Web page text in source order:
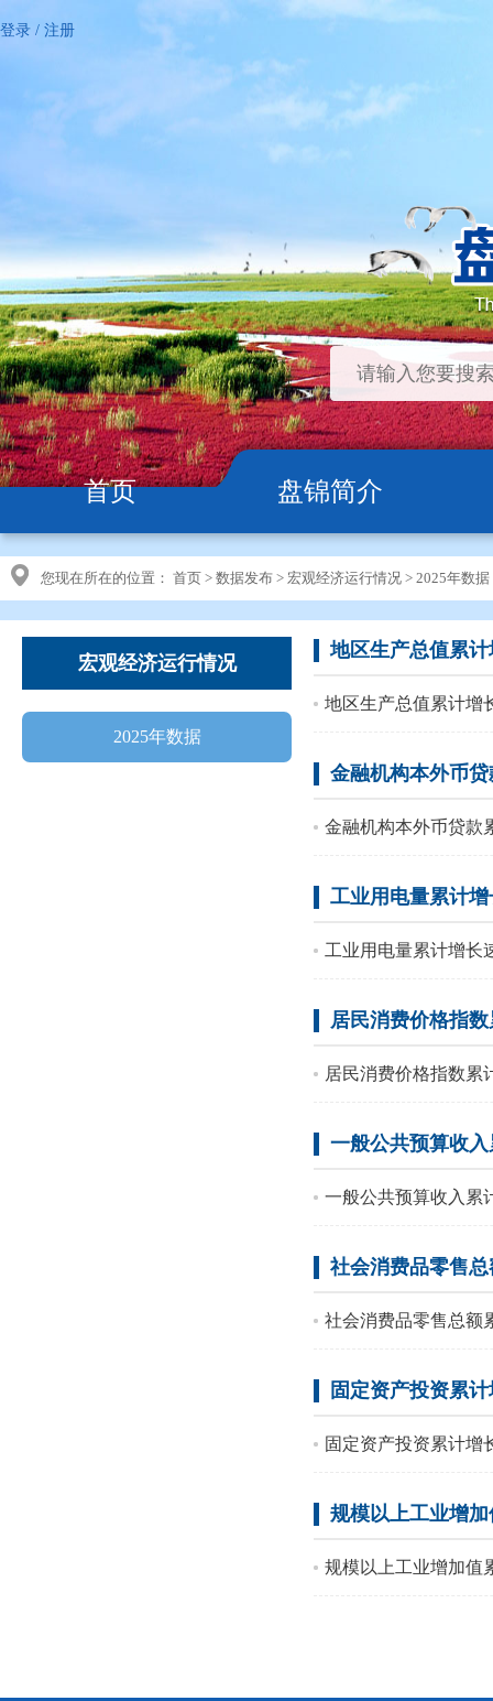
登录 / 注册
首页 盘锦简介
您现在所在的位置： 首页 > 数据发布 > 宏观经济运行情况 > 2025年数据
宏观经济运行情况
2025年数据
地区生产总值累
地区生产总值累计增
金融机构本外币
金融机构本外币贷款
工业用电量累计
工业用电量累计增长
居民消费价格指
居民消费价格指数累
一般公共预算收
一般公共预算收入累
社会消费品零售
社会消费品零售总额
固定资产投资累
固定资产投资累计增
规模以上工业增
规模以上工业增加值